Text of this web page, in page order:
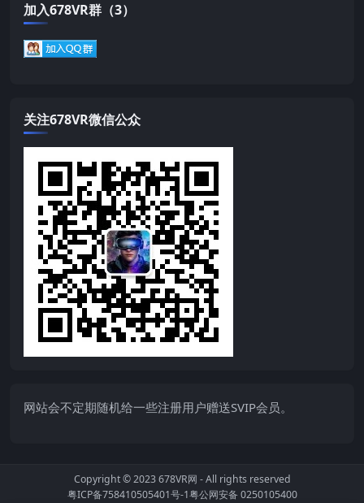
加入678VR群（3）
关注678VR微信公众
网站会不定期随机给一些注册用户赠送SVIP会员。
Copyright © 2023678VR网 - All rights reserved
粤ICP备758410505401号-1粤公网安备 0250105400